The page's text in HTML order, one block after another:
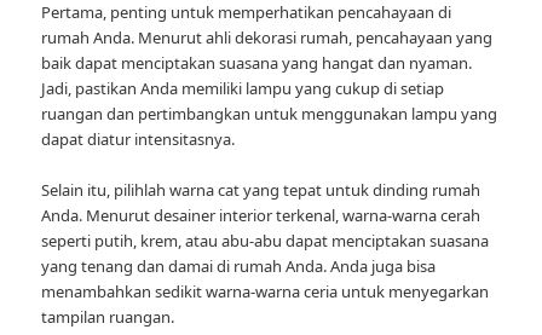
Pertama, penting untuk memperhatikan pencahayaan di
rumah Anda. Menurut ahli dekorasi rumah, pencahayaan yang
baik dapat menciptakan suasana yang hangat dan nyaman.
Jadi, pastikan Anda memiliki lampu yang cukup di setiap
ruangan dan pertimbangkan untuk menggunakan lampu yang
dapat diatur intensitasnya.
Selain itu, pilihlah warna cat yang tepat untuk dinding rumah
Anda. Menurut desainer interior terkenal, warna-warna cerah
seperti putih, krem, atau abu-abu dapat menciptakan suasana
yang tenang dan damai di rumah Anda. Anda juga bisa
menambahkan sedikit warna-warna ceria untuk menyegarkan
tampilan ruangan.